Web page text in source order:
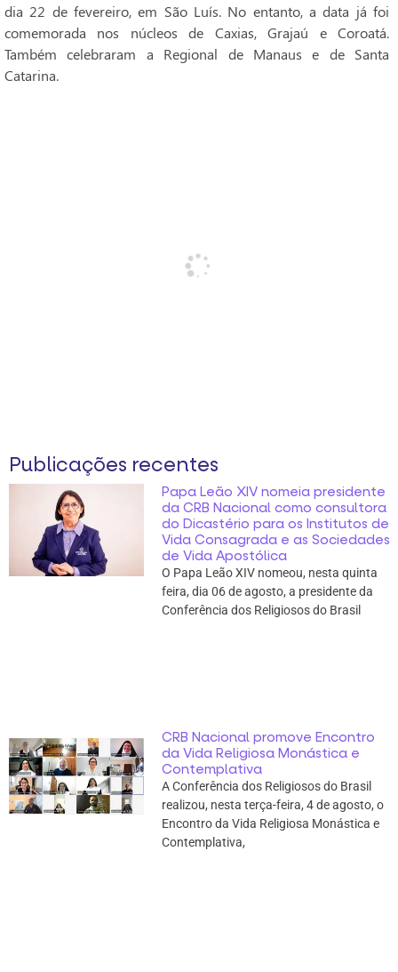
dia 22 de fevereiro, em São Luís. No entanto, a data já foi
comemorada nos núcleos de Caxias, Grajaú e Coroatá.
Também celebraram a Regional de Manaus e de Santa
Catarina.
Publicações recentes
Papa Leão XIV nomeia presidente
da CRB Nacional como consultora
do Dicastério para os Institutos de
Vida Consagrada e as Sociedades
de Vida Apostólica
O Papa Leão XIV nomeou, nesta quinta
feira, dia 06 de agosto, a presidente da
Conferência dos Religiosos do Brasil
CRB Nacional promove Encontro
da Vida Religiosa Monástica e
Contemplativa
A Conferência dos Religiosos do Brasil
realizou, nesta terça-feira, 4 de agosto, o
Encontro da Vida Religiosa Monástica e
Contemplativa,